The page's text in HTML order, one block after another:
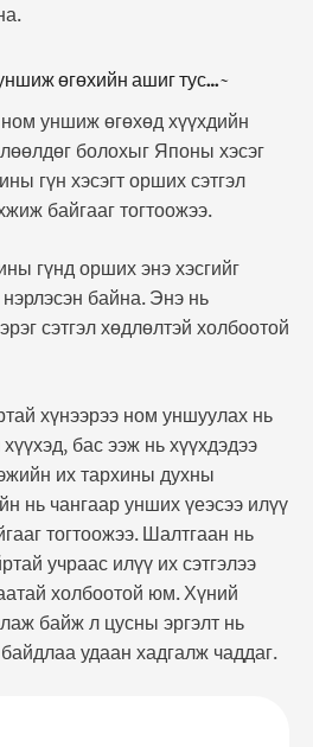
өгөхийн ашиг тус…~
уншиж өгөхөд хүүхдийн
болохыг Японы хэсэг
гүн хэсэгт орших сэтгэл
байгааг тогтоожээ.
гүнд орших энэ хэсгийг
нэрлэсэн байна. Энэ нь
сэтгэл хөдлөлтэй холбоотой
хүнээрээ ном уншуулах нь
бас ээж нь хүүхдэдээ
их тархины духны
нь чангаар унших үеэсээ илүү
тогтоожээ. Шалтгаан нь
учраас илүү их сэтгэлээ
холбоотой юм. Хүний
байж л цусны эргэлт нь
удаан хадгалж чаддаг.